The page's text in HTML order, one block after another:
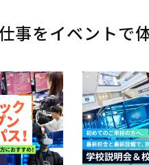
事をイベントで